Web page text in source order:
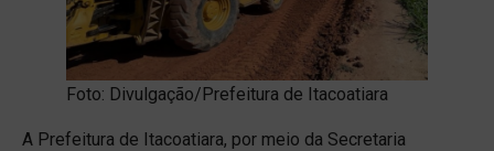
Foto: Divulgação/Prefeitura de Itacoatiara
A Prefeitura de Itacoatiara, por meio da Secretaria